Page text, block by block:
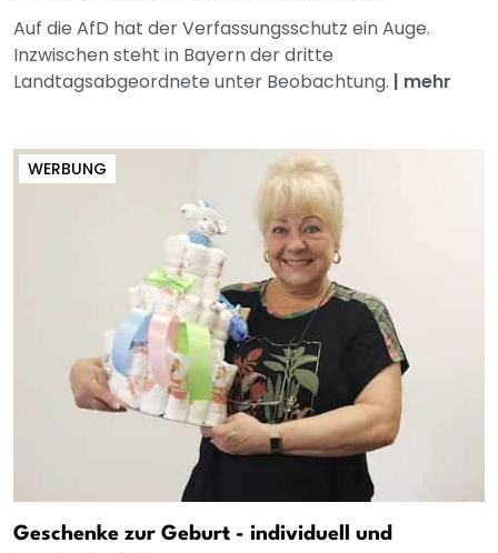
Auf die AfD hat der Verfassungsschutz ein Auge.
Inzwischen steht in Bayern der dritte
Landtagsabgeordnete unter Beobachtung. | mehr
WERBUNG
Geschenke zur Geburt - individuell und